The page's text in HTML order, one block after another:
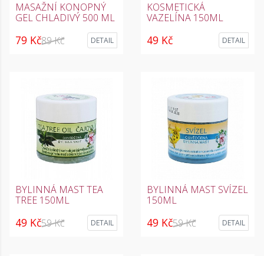
MASAŽNÍ KONOPNÝ
GEL CHLADIVÝ 500 ML
79 Kč89 Kč DETAIL
KOSMETICKÁ
VAZELÍNA 150ML
49 Kč DETAIL
BYLINNÁ MAST TEA
TREE 150ML
49 Kč59 Kč DETAIL
BYLINNÁ MAST SVÍZEL
150ML
49 Kč59 Kč DETAIL